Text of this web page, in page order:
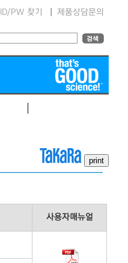
ID/PW 찾기 제품상담문의
사용자매뉴얼